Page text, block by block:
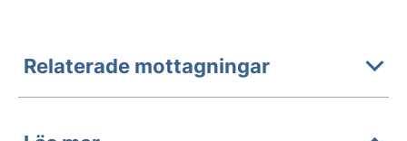
Relaterade mottagningar